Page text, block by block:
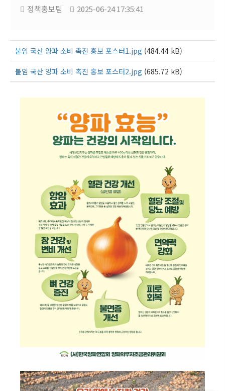
정책홍보팀 2025-06-24 17:35:41
붙임 국산 양파 소비 촉진 홍보 포스터1.jpg (484.44 kB)
붙임 국산 양파 소비 촉진 홍보 포스터2.jpg (685.72 kB)